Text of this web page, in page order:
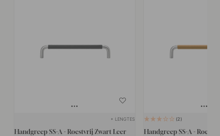
+ LENGTES
Handgreep SS-A - Roestvrij/Zwart Leer
2
Handgreep SS-A -